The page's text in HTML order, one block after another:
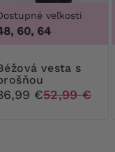
veľkosti
60, 64
s
€52,99 €